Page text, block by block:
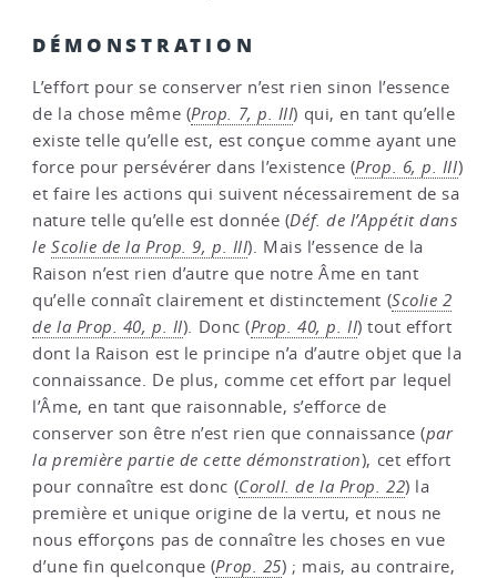
DÉMONSTRATION
L’effort pour se conserver n’est rien sinon l’essence
de la chose même (Prop. 7, p. III) qui, en tant qu’elle
existe telle qu’elle est, est conçue comme ayant une
force pour persévérer dans l’existence (Prop. 6, p. III)
et faire les actions qui suivent nécessairement de sa
nature telle qu’elle est donnée (Déf. de l’Appétit dans
le Scolie de la Prop. 9, p. III). Mais l’essence de la
Raison n’est rien d’autre que notre Âme en tant
qu’elle connaît clairement et distinctement (Scolie 2
de la Prop. 40, p. II). Donc (Prop. 40, p. II) tout effort
dont la Raison est le principe n’a d’autre objet que la
connaissance. De plus, comme cet effort par lequel
l’Âme, en tant que raisonnable, s’efforce de
conserver son être n’est rien que connaissance (par
la première partie de cette démonstration), cet effort
pour connaître est donc (Coroll. de la Prop. 22) la
première et unique origine de la vertu, et nous ne
nous efforçons pas de connaître les choses en vue
d’une fin quelconque (Prop. 25) ; mais, au contraire,